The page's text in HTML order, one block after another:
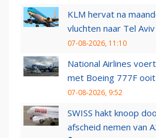
KLM hervat na
vluchten naar Tel Aviv
07-08-2026, 11:10
National Airlines
met Boeing 777F
07-08-2026, 9:52
SWISS hakt knoop
afscheid nemen van